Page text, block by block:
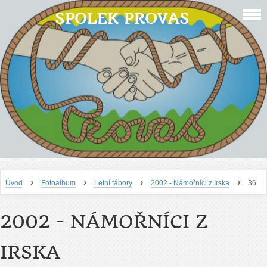
SPOLEK PROVAS
Úvod › Fotoalbum › Letní tábory › 2002 - Námořníci z Irska › 36
2002 - NÁMOŘNÍCI Z
IRSKA